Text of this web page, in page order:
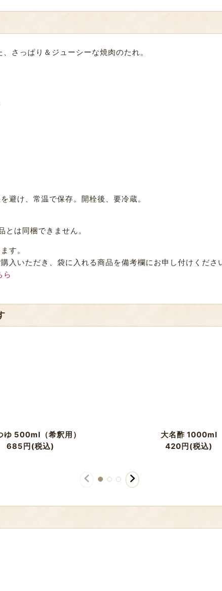
さっぱり＆ジューシーな焼肉のたれ。
避け、常温で保存。開栓後、要冷蔵。
とは同梱できません。
す。
入いただき、袋に入れる商品を備考欄にお申し付けくださ
ら
ゆ 500ml（希釈用）
685円(税込)
大名酢 1000ml
420円(税込)